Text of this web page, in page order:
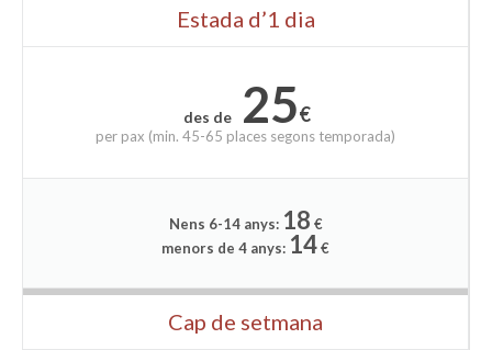
Estada d’1 dia
des de25€
per pax (min. 45-65 places segons temporada)
Nens 6-14 anys: 18 €
menors de 4 anys: 14€
Cap de setmana